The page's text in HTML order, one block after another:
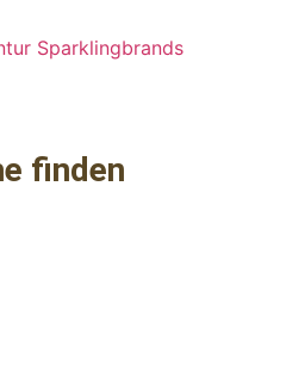
Sparklingbrands
finden